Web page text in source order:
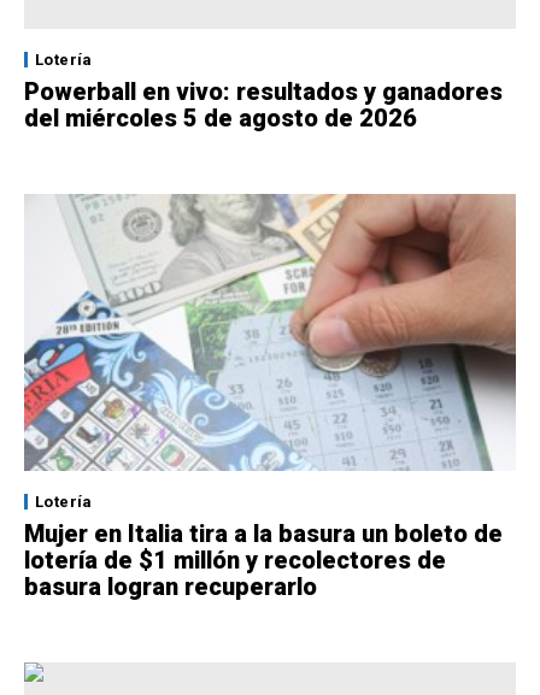
Lotería
Powerball en vivo: resultados y ganadores
del miércoles 5 de agosto de 2026
Lotería
Mujer en Italia tira a la basura un boleto de
lotería de $1 millón y recolectores de
basura logran recuperarlo